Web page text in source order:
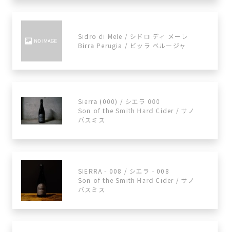
Sidro di Mele / シドロ ディ メーレ
Birra Perugia / ビッラ ペルージャ
Sierra (000) / シエラ 000
Son of the Smith Hard Cider / サノ
バスミス
SIERRA - 008 / シエラ - 008
Son of the Smith Hard Cider / サノ
バスミス